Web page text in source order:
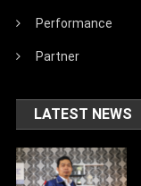
Performance
Partner
LATEST NEWS